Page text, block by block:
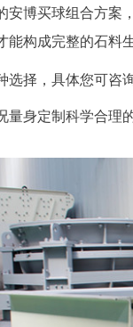
安博买球组合方
能构成完整的石料
选择，具体您可咨
量身定制科学合理